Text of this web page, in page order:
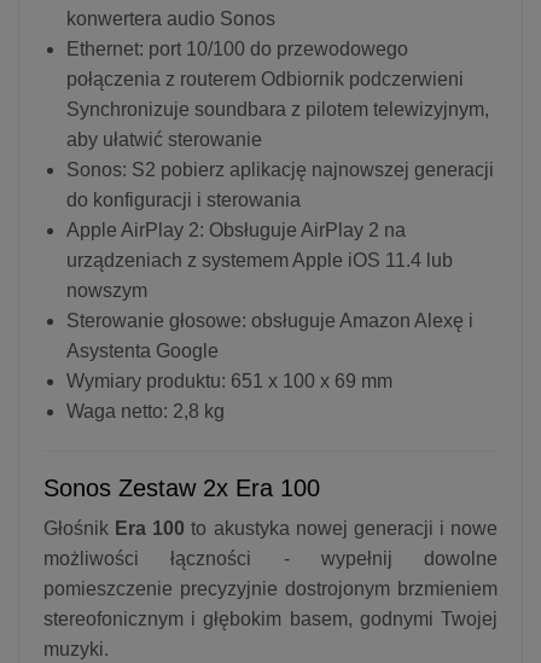
konwertera audio Sonos
Ethernet: port 10/100 do przewodowego
połączenia z routerem Odbiornik podczerwieni
Synchronizuje soundbara z pilotem telewizyjnym,
aby ułatwić sterowanie
Sonos: S2 pobierz aplikację najnowszej generacji
do konfiguracji i sterowania
Apple AirPlay 2: Obsługuje AirPlay 2 na
urządzeniach z systemem Apple iOS 11.4 lub
nowszym
Sterowanie głosowe: obsługuje Amazon Alexę i
Asystenta Google
Wymiary produktu: 651 x 100 x 69 mm
Waga netto: 2,8 kg
Sonos Zestaw 2x Era 100
Głośnik Era 100 to akustyka nowej generacji i nowe
możliwości łączności - wypełnij dowolne
pomieszczenie precyzyjnie dostrojonym brzmieniem
stereofonicznym i głębokim basem, godnymi Twojej
muzyki.